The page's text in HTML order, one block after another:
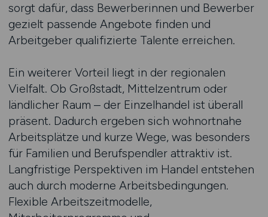
sorgt dafür, dass Bewerberinnen und Bewerber
gezielt passende Angebote finden und
Arbeitgeber qualifizierte Talente erreichen.
Ein weiterer Vorteil liegt in der regionalen
Vielfalt. Ob Großstadt, Mittelzentrum oder
ländlicher Raum – der Einzelhandel ist überall
präsent. Dadurch ergeben sich wohnortnahe
Arbeitsplätze und kurze Wege, was besonders
für Familien und Berufspendler attraktiv ist.
Langfristige Perspektiven im Handel entstehen
auch durch moderne Arbeitsbedingungen.
Flexible Arbeitszeitmodelle,